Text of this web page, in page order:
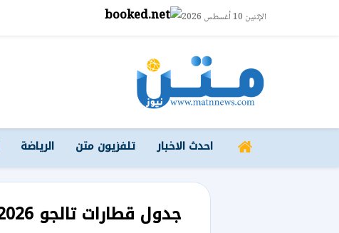
الإثنين 10 أغسطس 2026
احدث الاخبار تلفزيون متن الرياضة